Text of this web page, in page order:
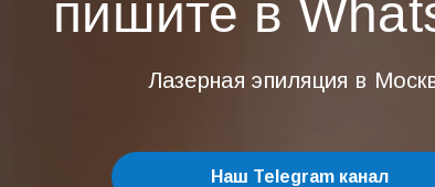
пишите в
Лазерная эпиляция в
Наш Telegram канал